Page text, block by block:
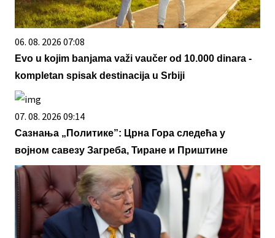
06. 08. 2026 07:08
Evo u kojim banjama važi vaučer od 10.000 dinara -
kompletan spisak destinacija u Srbiji
07. 08. 2026 09:14
Сазнања „Политике”: Црна Гора следећа у
војном савезу Загреба, Тиране и Приштине